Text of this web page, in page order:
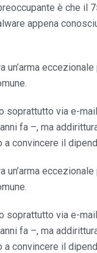
è che il
appena
un’arma
soprattutto via e-
anni fa –, ma
convincere il
un’arma
soprattutto via e-
anni fa –, ma
convincere il